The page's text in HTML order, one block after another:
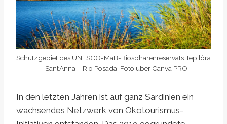
Schutzgebiet des UNESCO-MaB-Biosphärenreservats Tepilòra
– Sant’Anna – Rio Posada. Foto über Canva PRO
In den letzten Jahren ist auf ganz Sardinien ein
wachsendes Netzwerk von Ökotourismus-